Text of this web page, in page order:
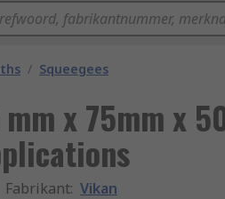
/ Squeegees
x 75mm x
Fabrikant: Vikan